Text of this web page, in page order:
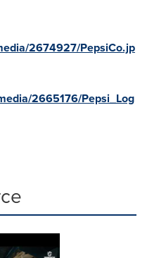
2674927/PepsiCo.jp
2665176/Pepsi_Log